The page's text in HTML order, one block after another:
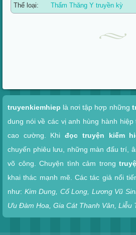
Thể loại: Thẩm Thăng Y truyền kỳ
truyenkiemhiep là nơi tập hợp những
dung nói về các vị anh hùng hành
cao cường. Khiđọc truyện kiếm
chuyến phiêu lưu, những màn đấu trí,
võ công. Chuyện tình cảm trong
khai thác mạnh mẽ. Các tác giả nổi
như: Kim Dung, Cổ Long, Lương Vũ
Ưu Đàm Hoa, Gia Cát Thanh Vân, Liễu